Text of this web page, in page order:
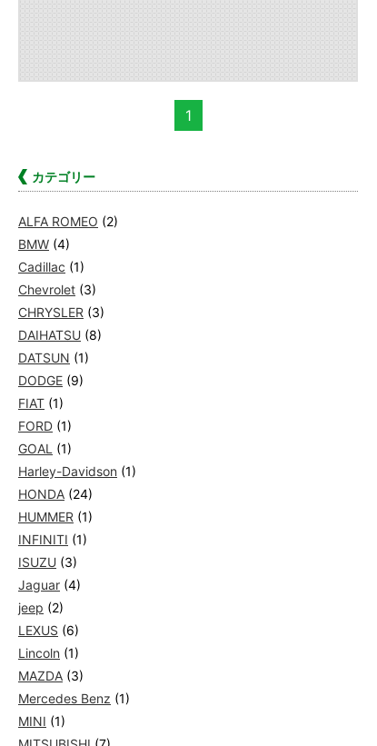
1
カテゴリー
ALFA ROMEO (2)
BMW (4)
Cadillac (1)
Chevrolet (3)
CHRYSLER (3)
DAIHATSU (8)
DATSUN (1)
DODGE (9)
FIAT (1)
FORD (1)
GOAL (1)
Harley-Davidson (1)
HONDA (24)
HUMMER (1)
INFINITI (1)
ISUZU (3)
Jaguar (4)
jeep (2)
LEXUS (6)
Lincoln (1)
MAZDA (3)
Mercedes Benz (1)
MINI (1)